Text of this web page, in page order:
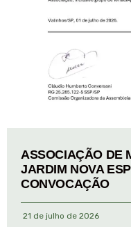
ASSOCIAÇÃO DE
JARDIM NOVA
CONVOCAÇÃO
21 de julho de 2026